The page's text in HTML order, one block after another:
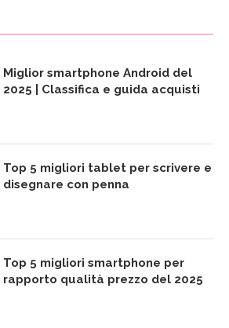
Miglior smartphone Android del
2025 | Classifica e guida acquisti
Top 5 migliori tablet per scrivere e
disegnare con penna
Top 5 migliori smartphone per
rapporto qualità prezzo del 2025